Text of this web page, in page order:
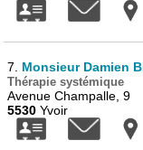
7. Monsieur Damien
Thérapie systémique
Avenue Champalle, 9
5530 Yvoir